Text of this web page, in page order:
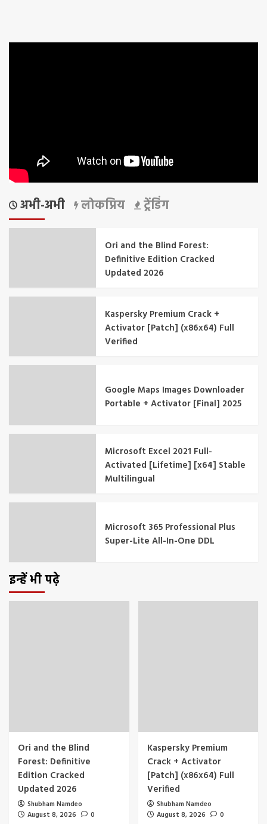
अभी-अभी लोकप्रिय ट्रेंडिंग
Ori and the Blind Forest:
Definitive Edition Cracked
Updated 2026
Kaspersky Premium Crack +
Activator [Patch] (x86x64) Full
Verified
Google Maps Images Downloader
Portable + Activator [Final] 2025
Microsoft Excel 2021 Full-
Activated [Lifetime] [x64] Stable
Multilingual
Microsoft 365 Professional Plus
Super-Lite All-In-One DDL
इन्हें भी पढ़े
Ori and the Blind
Forest: Definitive
Edition Cracked
Updated 2026
Shubham Namdeo
August 8, 2026
0
Kaspersky Premium
Crack + Activator
[Patch] (x86x64) Full
Verified
Shubham Namdeo
August 8, 2026
0